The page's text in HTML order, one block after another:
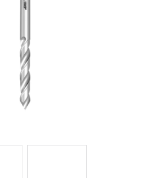
Obchodní podmínky
údajů